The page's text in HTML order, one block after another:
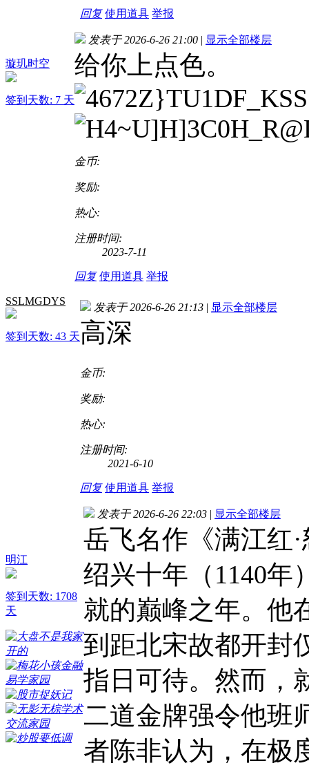
回复 使用道具 举报
璇玑时空
签到天数: 7 天
发表于 2026-6-26 21:00 | 显示全部楼层
给你上点色。
金币:
奖励:
热心:
注册时间:
2023-7-11
回复 使用道具 举报
SSLMGDYS
签到天数: 43 天
发表于 2026-6-26 21:13 | 显示全部楼层
高深
金币:
奖励:
热心:
注册时间:
2021-6-10
回复 使用道具 举报
明江
签到天数: 1708
天
发表于 2026-6-26 22:03 | 显示全部楼层
岳飞名作《满江红
绍兴十年（1140年
就的巅峰之年。他
到距北宋故都开封
指日可待。然而，
二道金牌强令他班
者陈非认为，在极